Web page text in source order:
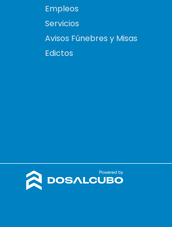
Empleos
Servicios
Avisos Fúnebres y Misas
Edictos